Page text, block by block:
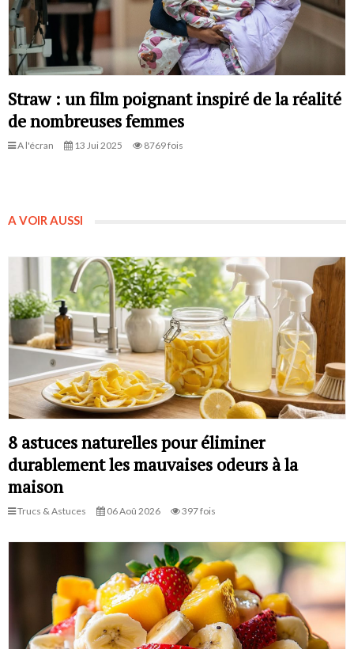
Straw : un film poignant inspiré de la réalité
de nombreuses femmes
A l'écran 13 Jui 2025 8769 fois
A VOIR AUSSI
8 astuces naturelles pour éliminer
durablement les mauvaises odeurs à la
maison
Trucs & Astuces 06 Aoû 2026 397 fois